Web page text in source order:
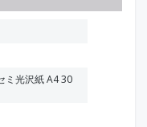
ミ光沢紙 A4 30